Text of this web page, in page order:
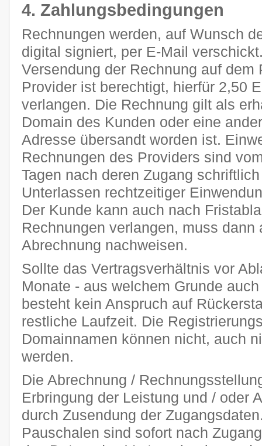
4. Zahlungsbedingungen
Rechnungen werden, auf Wunsch
digital signiert, per E-Mail
Versendung der Rechnung auf dem
Provider ist berechtigt, hierfür 2,50
verlangen. Die Rechnung gilt als
Domain des Kunden oder eine
Adresse übersandt worden ist.
Rechnungen des Providers sind
Tagen nach deren Zugang
Unterlassen rechtzeitiger
Der Kunde kann auch nach
Rechnungen verlangen, muss
Abrechnung nachweisen.
Sollte das Vertragsverhältnis vor
Monate - aus welchem Grunde
besteht kein Anspruch auf
restliche Laufzeit. Die
Domainnamen können nicht, auch
werden.
Die Abrechnung /
Erbringung der Leistung und / oder
durch Zusendung der
Pauschalen sind sofort nach